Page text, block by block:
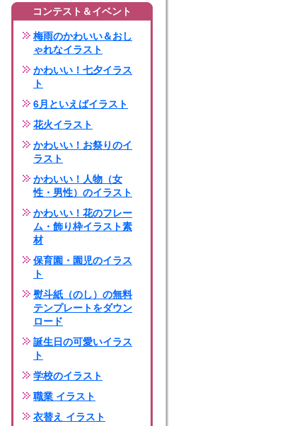
コンテスト＆イベント
梅雨のかわいい＆おし
ゃれなイラスト
かわいい！七夕イラス
ト
6月といえばイラスト
花火イラスト
かわいい！お祭りのイ
ラスト
かわいい！人物（女
性・男性）のイラスト
かわいい！花のフレー
ム・飾り枠イラスト素
材
保育園・園児のイラス
ト
熨斗紙（のし）の無料
テンプレートをダウン
ロード
誕生日の可愛いイラス
ト
学校のイラスト
職業 イラスト
衣替え イラスト